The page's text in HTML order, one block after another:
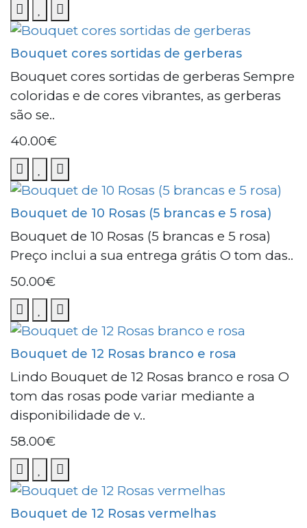
Bouquet cores sortidas de gerberas
Bouquet cores sortidas de gerberas Sempre
coloridas e de cores vibrantes, as gerberas
são se..
40.00€
Bouquet de 10 Rosas (5 brancas e 5 rosa)
Bouquet de 10 Rosas (5 brancas e 5 rosa)
Preço inclui a sua entrega grátis O tom das..
50.00€
Bouquet de 12 Rosas branco e rosa
Lindo Bouquet de 12 Rosas branco e rosa O
tom das rosas pode variar mediante a
disponibilidade de v..
58.00€
Bouquet de 12 Rosas vermelhas